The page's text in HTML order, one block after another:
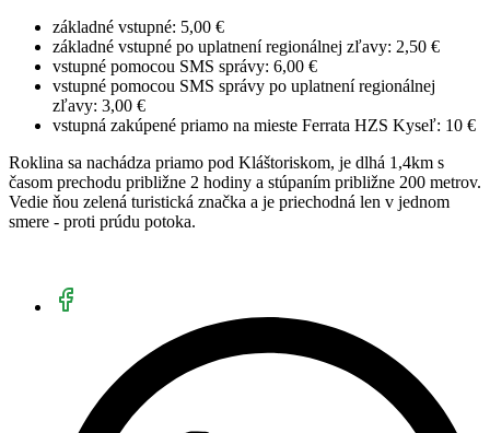
základné vstupné: 5,00 €
základné vstupné po uplatnení regionálnej zľavy: 2,50 €
vstupné pomocou SMS správy: 6,00 €
vstupné pomocou SMS správy po uplatnení regionálnej
zľavy: 3,00 €
vstupná zakúpené priamo na mieste Ferrata HZS Kyseľ: 10 €
Roklina sa nachádza priamo pod Kláštoriskom, je dlhá 1,4km s
časom prechodu približne 2 hodiny a stúpaním približne 200 metrov.
Vedie ňou zelená turistická značka a je priechodná len v jednom
smere - proti prúdu potoka.